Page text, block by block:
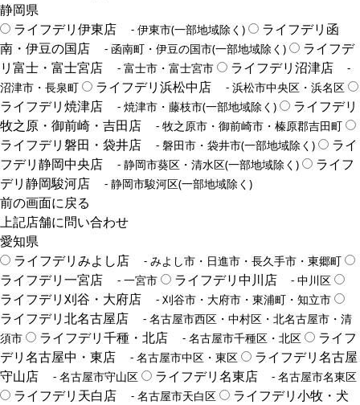
静岡県
ライフデリ伊東店
- 伊東市(一部地域除く)
ライフデリ函
南・伊豆の国店
- 函南町・伊豆の国市(一部地域除く)
ライフデ
リ富士・富士宮店
- 富士市・富士宮市 ライフデリ沼津店
-
沼津市・長泉町
ライフデリ浜松中店 - 浜松市中央区・浜名区
ライフデリ焼津店 - 焼津市・藤枝市(一部地域除く)
ライフデリ
牧之原・御前崎・吉田店
- 牧之原市・御前崎市・榛原郡吉田町
ライフデリ磐田・袋井店 - 磐田市・袋井市(一部地域除く)
ライ
フデリ静岡中央店
- 静岡市葵区・清水区(一部地域除く)
ライフ
デリ静岡駿河店
- 静岡市駿河区(一部地域除く)
前の画面に戻る
上記店舗に問い合わせ
愛知県
ライフデリみよし店
- みよし市・日進市・長久手市・東郷町
ライフデリ一宮店 - 一宮市 ライフデリ中川店 - 中川区
ライフデリ刈谷・大府店 - 刈谷市・大府市・東浦町・知立市
ライフデリ北名古屋店
- 名古屋市西区・中村区・北名古屋市・清
須市
ライフデリ千種・北店 - 名古屋市千種区・北区
ライフ
デリ名古屋中・東店
- 名古屋市中区・東区
ライフデリ名古屋
守山店
- 名古屋市守山区 ライフデリ名東店 - 名古屋市名東区
ライフデリ天白店 - 名古屋市天白区
ライフデリ小牧・犬